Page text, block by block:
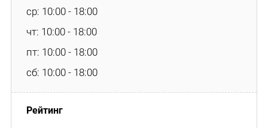
ср: 10:00 - 18:00
чт: 10:00 - 18:00
пт: 10:00 - 18:00
сб: 10:00 - 18:00